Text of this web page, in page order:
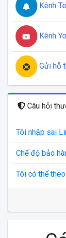
Kênh
Kênh
Gửi hỗ
Câu hỏi
Tôi nhập sai
Chế độ bảo
Tôi có thể